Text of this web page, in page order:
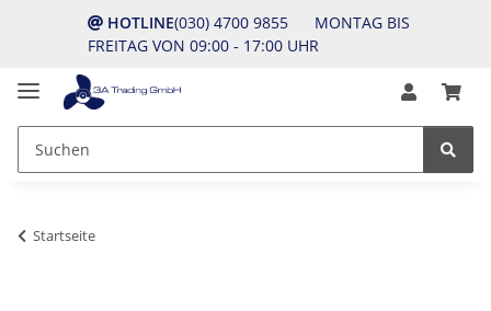
HOTLINE(030) 4700 9855 MONTAG BIS
FREITAG VON 09:00 - 17:00 UHR
Startseite